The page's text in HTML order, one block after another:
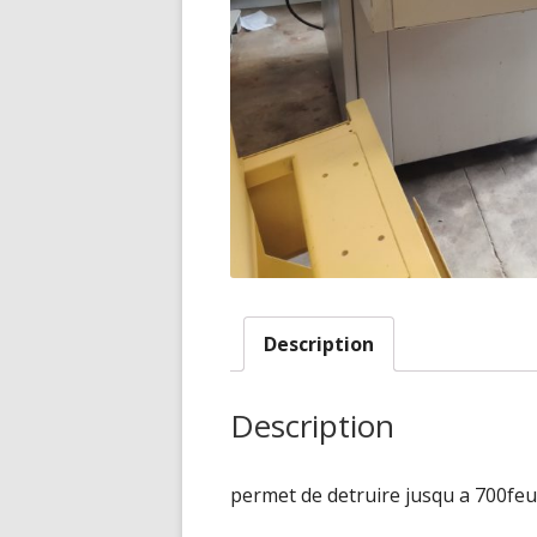
Description
Description
permet de detruire jusqu a